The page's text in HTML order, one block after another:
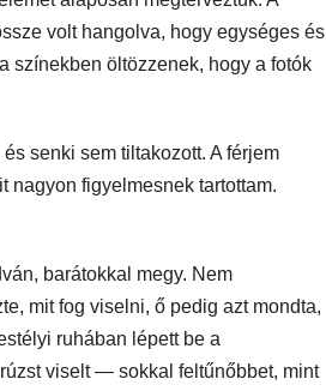
volt hangolva, hogy egységes és
színekben öltözzenek, hogy a fotók
senki sem tiltakozott. A férjem
nagyon figyelmesnek tartottam.
barátokkal megy. Nem
mit fog viselni, ő pedig azt mondta,
ruhában lépett be a
viselt — sokkal feltűnőbbet, mint